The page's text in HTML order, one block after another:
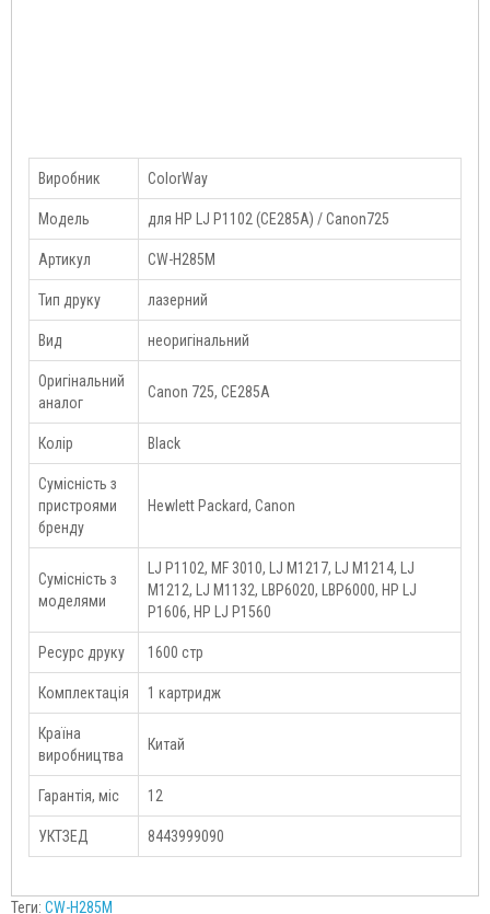
Виробник ColorWay
Модель для HP LJ P1102 (CE285A) / Canon725
Артикул CW-H285M
Тип друку лазерний
Вид неоригінальний
Оригінальний
аналог
Canon 725, CE285A
Колір Black
Сумісність з
пристроями
бренду
Hewlett Packard, Canon
Сумісність з
моделями
LJ P1102, MF 3010, LJ M1217, LJ M1214, LJ
M1212, LJ M1132, LBP6020, LBP6000, HP LJ
P1606, HP LJ P1560
Ресурс друку 1600 стр
Комплектація 1 картридж
Країна
виробництва
Китай
Гарантія, міс 12
УКТЗЕД 8443999090
Теги: CW-H285M